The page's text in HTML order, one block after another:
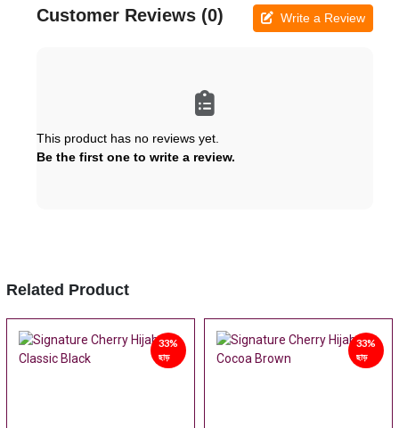
Customer Reviews (0) Write a Review
This product has no reviews yet.
Be the first one to write a review.
Related Product
33%
ছাড়
33%
ছাড়